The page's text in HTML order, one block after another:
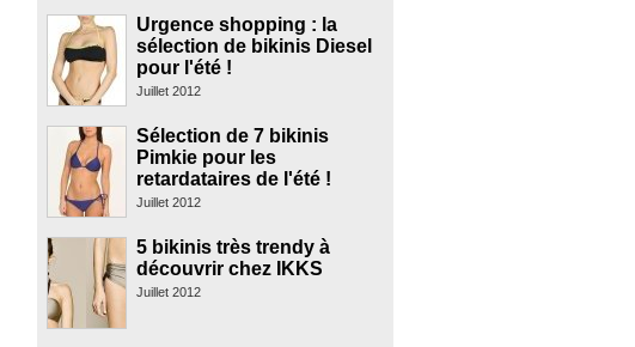
Urgence shopping : la
sélection de bikinis Diesel
pour l'été !
Juillet 2012
Sélection de 7 bikinis
Pimkie pour les
retardataires de l'été !
Juillet 2012
5 bikinis très trendy à
découvrir chez IKKS
Juillet 2012